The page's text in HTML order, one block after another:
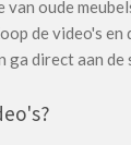
oude
de video's en
ga direct aan de